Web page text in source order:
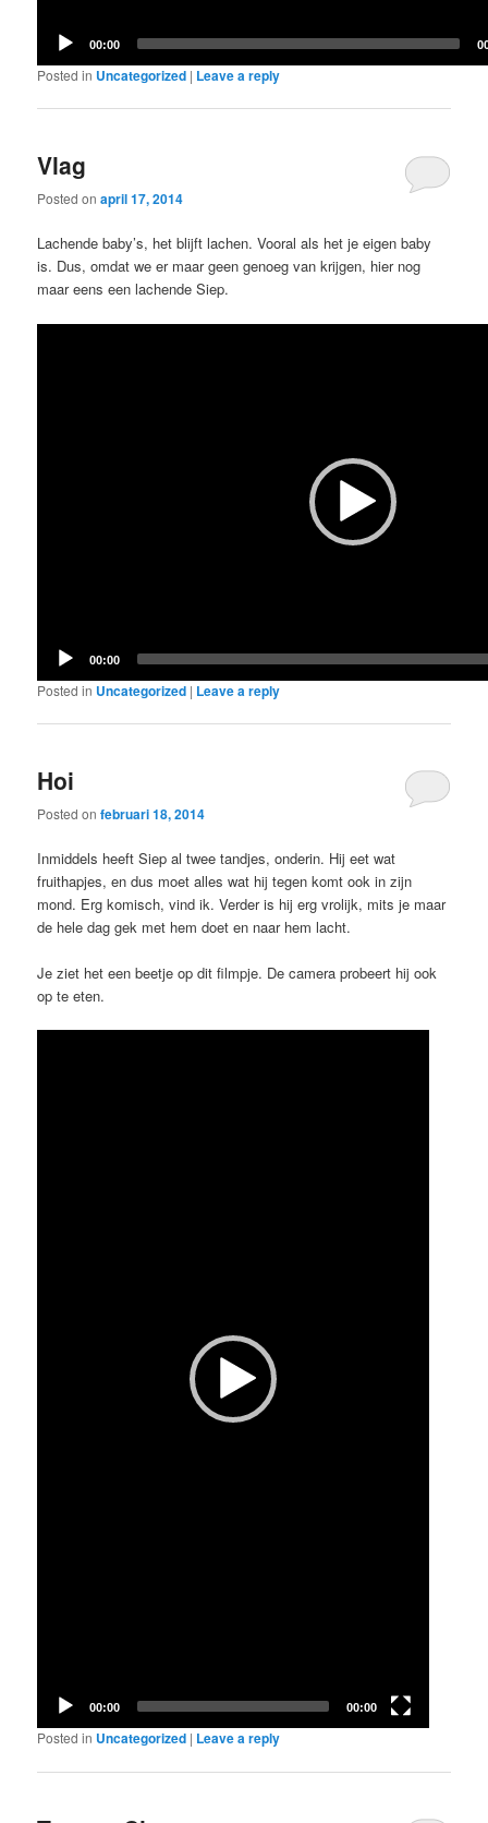
00:00
Posted in Uncategorized | Leave a reply
Vlag
Posted onapril 17, 2014
Lachende baby’s, het blijft lachen. Vooral als het je eigen baby
is. Dus, omdat we er maar geen genoeg van krijgen, hier nog
maar eens een lachende Siep.
00:00
Posted in Uncategorized | Leave a reply
Hoi
Posted onfebruari 18, 2014
Inmiddels heeft Siep al twee tandjes, onderin. Hij eet wat
fruithapjes, en dus moet alles wat hij tegen komt ook in zijn
mond. Erg komisch, vind ik. Verder is hij erg vrolijk, mits je maar
de hele dag gek met hem doet en naar hem lacht.
Je ziet het een beetje op dit filmpje. De camera probeert hij ook
op te eten.
00:00 00:00
Posted in Uncategorized | Leave a reply